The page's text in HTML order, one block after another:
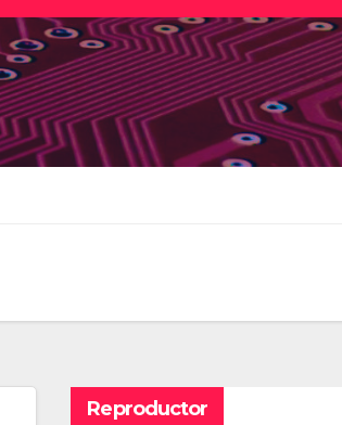
Reproductor